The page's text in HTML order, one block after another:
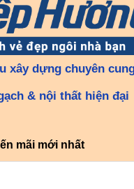
xây dựng chuyên
& nội thất hiện đại
mãi mới nhất